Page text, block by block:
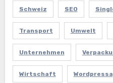
Schweiz SEO
Transport Umwelt
Unternehmen
Wirtschaft